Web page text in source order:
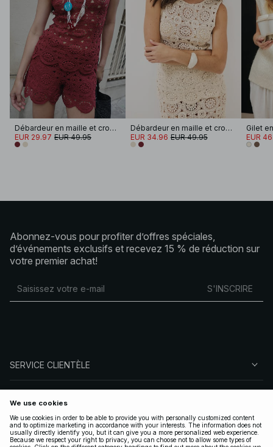
Débardeur en maille et crochet
EUR 29.97 EUR 49.95
Débardeur en maille et crochet
EUR 34.96 EUR 49.95
Gilet
EUR
Abonnez-vous pour profiter d’offres spéciales,
d’événements exclusifs et recevez 15 % de réduction sur
votre premier achat!
S'INSCRIRE
SERVICE CLIENTÈLE
SUIVEZ-NOUS